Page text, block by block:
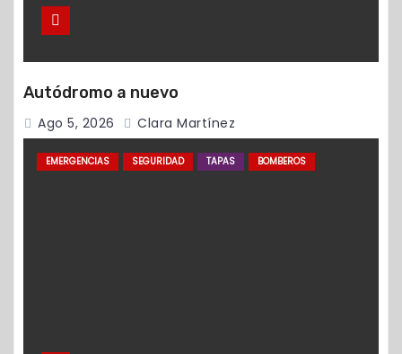
Autódromo a nuevo
Ago 5, 2026 Clara Martínez
EMERGENCIAS SEGURIDAD TAPAS BOMBEROS